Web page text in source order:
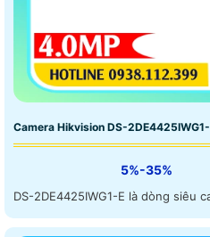
Camera Hikvision DS-
5%-35%
DS-2DE4425IWG1-E là dòng siêu